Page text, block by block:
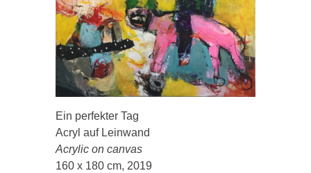
Ein perfekter Tag
Acryl auf Leinwand
Acrylic on canvas
160 x 180 cm, 2019